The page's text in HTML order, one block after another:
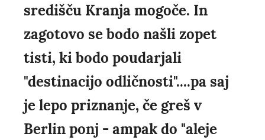
središču Kranja mogoče. In
zagotovo se bodo našli zopet
tisti, ki bodo poudarjali
"destinacijo odličnosti"....pa saj
je lepo priznanje, če greš v
Berlin ponj - ampak do "aleje